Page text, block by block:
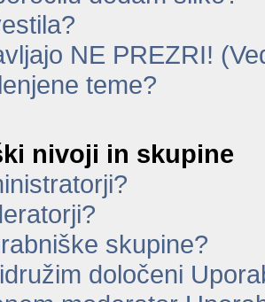
NE PREZRI!
teme?
nivoji in skupine
skupine?
določeni